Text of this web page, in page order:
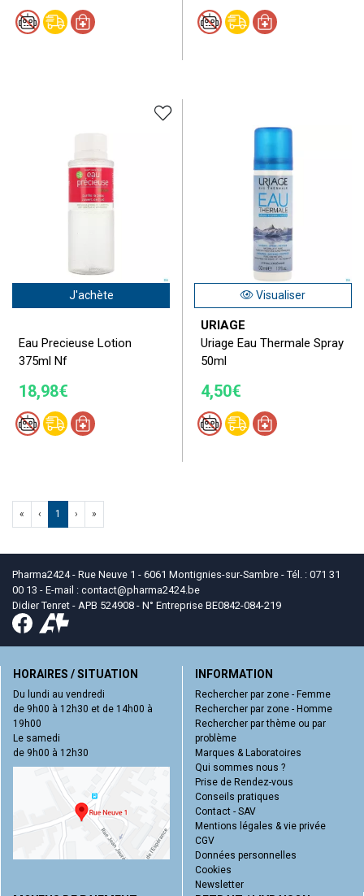
J'achète
Eau Precieuse Lotion
375ml Nf
18,98€
Visualiser
URIAGE
Uriage Eau Thermale Spray
50ml
4,50€
« ‹ 1 › »
Pharma2424 - Rue Neuve 1 - 6061 Montignies-sur-Sambre - Tél. : 071 31
00 13 - E-mail : contact@pharma2424.be
Didier Tenret - APB 524908 - N° Entreprise BE0842-084-219
HORAIRES / SITUATION
Du lundi au vendredi
de 9h00 à 12h30 et de 14h00 à
19h00
Le samedi
de 9h00 à 12h30
INFORMATION
Rechercher par zone - Femme
Rechercher par zone - Homme
Rechercher par thème ou par
problème
Marques & Laboratoires
Qui sommes nous ?
Prise de Rendez-vous
Conseils pratiques
Contact - SAV
Mentions légales & vie privée
CGV
Données personnelles
Cookies
Newsletter